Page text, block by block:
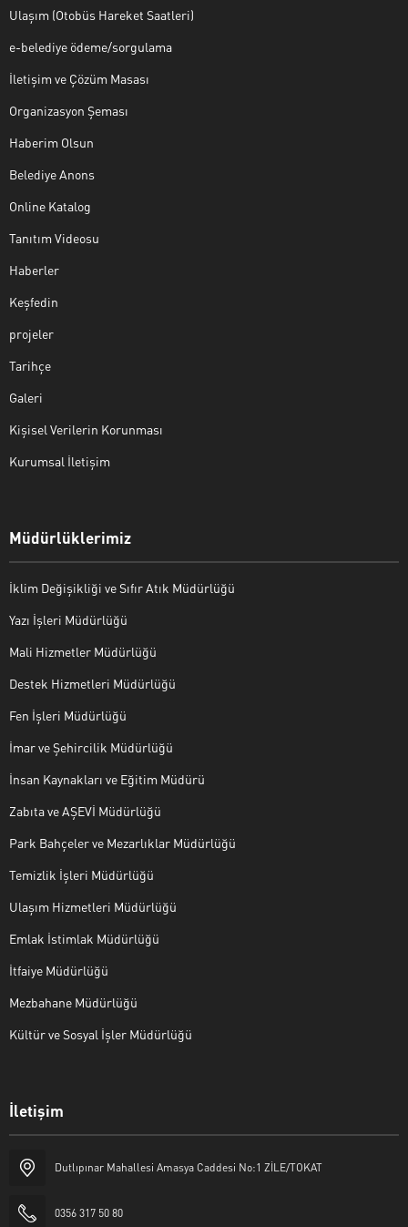
Ulaşım (Otobüs Hareket Saatleri)
e-belediye ödeme/sorgulama
İletişim ve Çözüm Masası
Organizasyon Şeması
Haberim Olsun
Belediye Anons
Online Katalog
Tanıtım Videosu
Haberler
Keşfedin
projeler
Tarihçe
Galeri
Kişisel Verilerin Korunması
Kurumsal İletişim
Müdürlüklerimiz
İklim Değişikliği ve Sıfır Atık Müdürlüğü
Yazı İşleri Müdürlüğü
Mali Hizmetler Müdürlüğü
Destek Hizmetleri Müdürlüğü
Fen İşleri Müdürlüğü
İmar ve Şehircilik Müdürlüğü
İnsan Kaynakları ve Eğitim Müdürü
Zabıta ve AŞEVİ Müdürlüğü
Park Bahçeler ve Mezarlıklar Müdürlüğü
Temizlik İşleri Müdürlüğü
Ulaşım Hizmetleri Müdürlüğü
Emlak İstimlak Müdürlüğü
İtfaiye Müdürlüğü
Mezbahane Müdürlüğü
Kültür ve Sosyal İşler Müdürlüğü
İletişim
Dutlıpınar Mahallesi Amasya Caddesi No:1 ZİLE/TOKAT
0356 317 50 80